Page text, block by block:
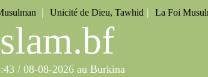
| Unicité de Dieu, Tawhid | La Foi
slam.bf
/ 08-08-2026 au Burkina